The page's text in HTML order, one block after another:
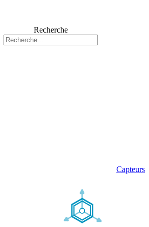
Recherche
Capteurs